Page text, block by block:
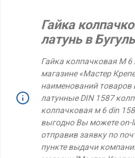
Гайка
латунь в
Гайка колпачковая М 6
магазине «Мастер
наименований товаров
латунные DIN 1587
колпачковая м 6 din
выгодно Вы можете on-
отправив заявку по
пункте выдачи